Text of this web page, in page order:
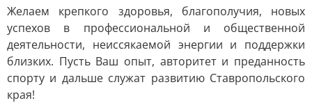
Желаем крепкого здоровья, благополучия, новых
успехов в профессиональной и общественной
деятельности, неиссякаемой энергии и поддержки
близких. Пусть Ваш опыт, авторитет и преданность
спорту и дальше служат развитию Ставропольского
края!